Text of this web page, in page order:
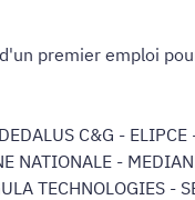
premier emploi
C&G - ELIPCE
NATIONALE -
TECHNOLOGIES -